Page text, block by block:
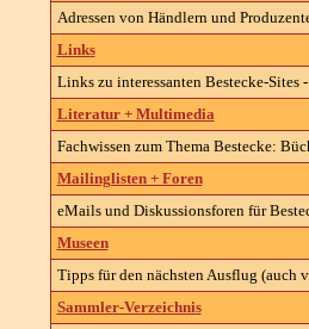
Adressen von Händlern und
Links
Links zu interessanten Bestecke-
Literatur + Multimedia
Fachwissen zum Thema Bestecke:
Mailinglisten + Foren
eMails und Diskussionsforen für
Museen
Tipps für den nächsten Ausflug (auch
Sammler-Verzeichnis